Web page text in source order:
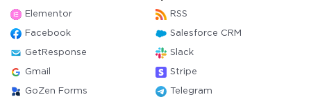
Elementor RSS
Facebook Salesforce CRM
GetResponse Slack
Gmail Stripe
GoZen Forms Telegram